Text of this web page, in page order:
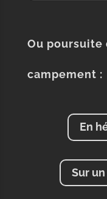
Ou poursuite
campement :
En
Sur